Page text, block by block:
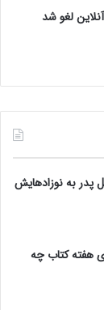
لغو شد
پدر به نوزادهایش
هفته کتاب چه